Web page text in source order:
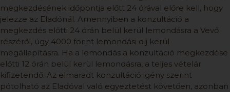
megkezdésének időpontja előtt 24 órával előre kell, hogy
jelezze az Eladónál. Amennyiben a konzultáció a
megkezdés előtti 24 órán belül kerül lemondásra a Vevő
részéről, úgy 4000 forint lemondási díj kerül
megállapításra. Ha a lemondás a konzultáció megkezdése
előtti 12 órán belül kerül lemondásra, a teljes vételár
kifizetendő. Az elmaradt konzultáció igény szerint
pótolható az Eladóval való egyeztetést követően, azonban